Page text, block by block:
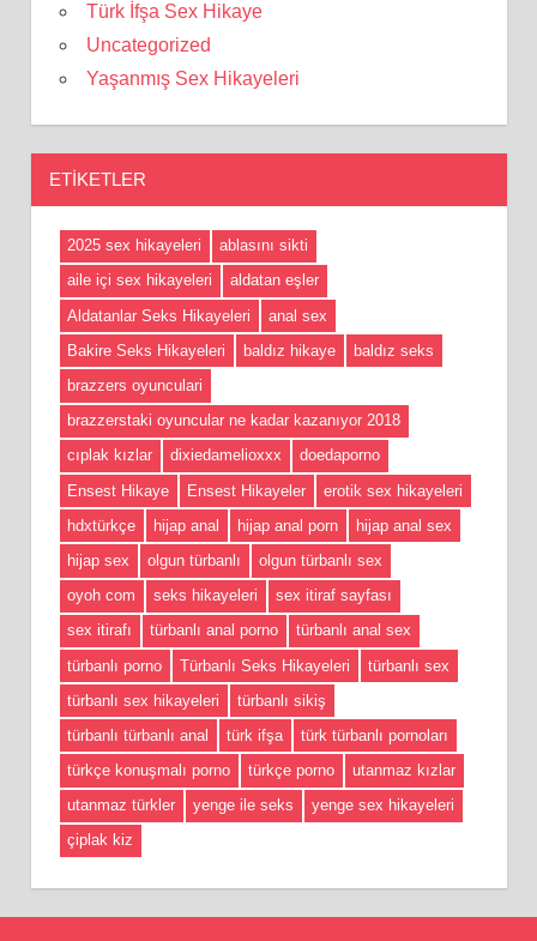
Türk İfşa Sex Hikaye
Uncategorized
Yaşanmış Sex Hikayeleri
ETIKETLER
2025 sex hikayeleri
ablasını sikti
aile içi sex hikayeleri
aldatan eşler
Aldatanlar Seks Hikayeleri
anal sex
Bakire Seks Hikayeleri
baldız hikaye
baldız seks
brazzers oyunculari
brazzerstaki oyuncular ne kadar kazanıyor 2018
cıplak kızlar
dixiedamelioxxx
doedaporno
Ensest Hikaye
Ensest Hikayeler
erotik sex hikayeleri
hdxtürkçe
hijap anal hijap anal porn
hijap anal sex
hijap sex
olgun türbanlı
olgun türbanlı sex
oyoh com
seks hikayeleri
sex itiraf sayfası
sex itirafı
türbanlı anal porno
türbanlı anal sex
türbanlı porno
Türbanlı Seks Hikayeleri
türbanlı sex
türbanlı sex hikayeleri
türbanlı sikiş
türbanlı türbanlı anal
türk ifşa
türk türbanlı pornoları
türkçe konuşmalı porno
türkçe porno
utanmaz kızlar
utanmaz türkler
yenge ile seks
yenge sex hikayeleri
çiplak kiz